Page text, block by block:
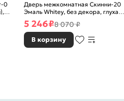
0
Дверь межкомнатная Скинни-20
Эмаль Whitey, без декора, глухая,
без стекла, без кромки, скиновая
5 246₽8 070 ₽
В корзину